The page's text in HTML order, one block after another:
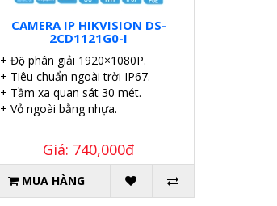
CAMERA IP HIKVISION DS-
2CD1121G0-I
+ Độ phân giải 1920×1080P.
+ Tiêu chuẩn ngoài trời IP67.
+ Tầm xa quan sát 30 mét.
+ Vỏ ngoài bằng nhựa.
Giá: 740,000đ
MUA HÀNG